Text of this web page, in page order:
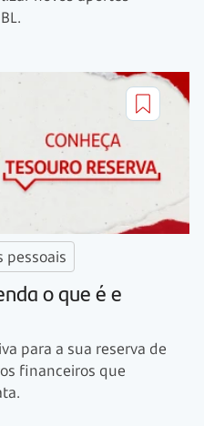
pessoais
o que é e
para a sua reserva de
financeiros que